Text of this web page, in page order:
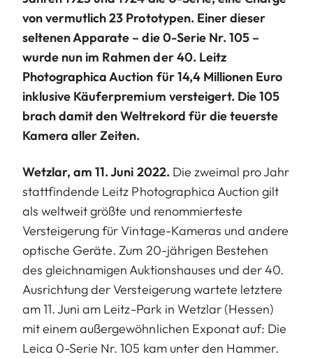
von vermutlich 23 Prototypen. Einer dieser
seltenen Apparate – die 0-Serie Nr. 105 –
wurde nun im Rahmen der 40. Leitz
Photographica Auction für 14,4 Millionen Euro
inklusive Käuferpremium versteigert. Die 105
brach damit den Weltrekord für die teuerste
Kamera aller Zeiten.
Wetzlar, am 11. Juni 2022. Die zweimal pro Jahr
stattfindende Leitz Photographica Auction gilt
als weltweit größte und renommierteste
Versteigerung für Vintage-Kameras und andere
optische Geräte. Zum 20-jährigen Bestehen
des gleichnamigen Auktionshauses und der 40.
Ausrichtung der Versteigerung wartete letztere
am 11. Juni am Leitz-Park in Wetzlar (Hessen)
mit einem außergewöhnlichen Exponat auf: Die
Leica 0-Serie Nr. 105 kam unter den Hammer.